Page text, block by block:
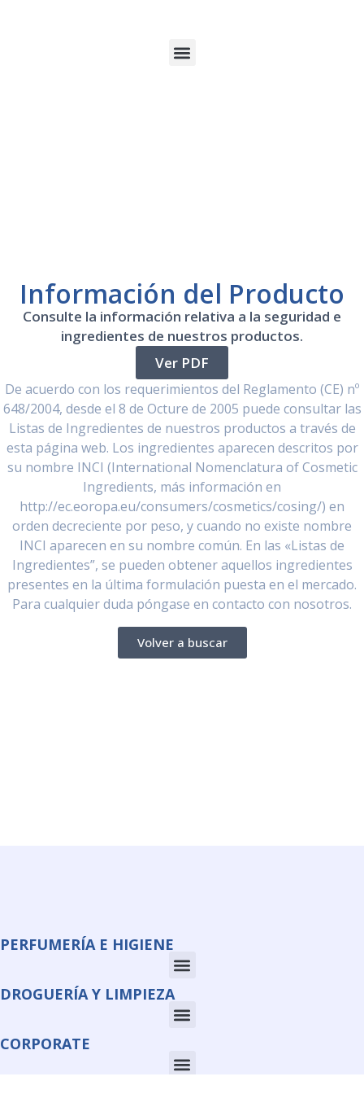
Información del Producto
Consulte la información relativa a la seguridad e
ingredientes de nuestros productos.
Ver PDF
De acuerdo con los requerimientos del Reglamento (CE) nº
648/2004, desde el 8 de Octure de 2005 puede consultar las
Listas de Ingredientes de nuestros productos a través de
esta página web. Los ingredientes aparecen descritos por
su nombre INCI (International Nomenclatura of Cosmetic
Ingredients, más información en
http://ec.eoropa.eu/consumers/cosmetics/cosing/) en
orden decreciente por peso, y cuando no existe nombre
INCI aparecen en su nombre común. En las «Listas de
Ingredientes”, se pueden obtener aquellos ingredientes
presentes en la última formulación puesta en el mercado.
Para cualquier duda póngase en contacto con nosotros.
Volver a buscar
PERFUMERÍA E HIGIENE
DROGUERÍA Y LIMPIEZA
CORPORATE